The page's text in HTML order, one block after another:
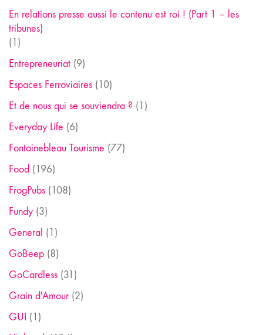
En relations presse aussi le contenu est roi ! (Part 1 – les
tribunes)
(1)
Entrepreneuriat (9)
Espaces Ferroviaires (10)
Et de nous qui se souviendra ? (1)
Everyday Life (6)
Fontainebleau Tourisme (77)
Food (196)
FrogPubs (108)
Fundy (3)
General (1)
GoBeep (8)
GoCardless (31)
Grain d'Amour(2)
GUI (1)